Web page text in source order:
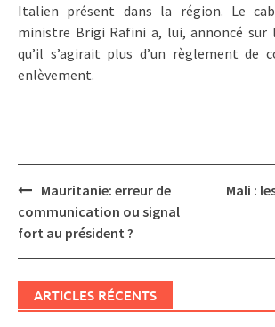
Italien présent dans la région. Le
ministre Brigi Rafini a, lui, annoncé sur
qu’il s’agirait plus d’un règlement de
enlèvement.
Post
navigation
Mauritanie: erreur de
communication ou signal
fort au président ?
Mali :
ARTICLES RÉCENTS